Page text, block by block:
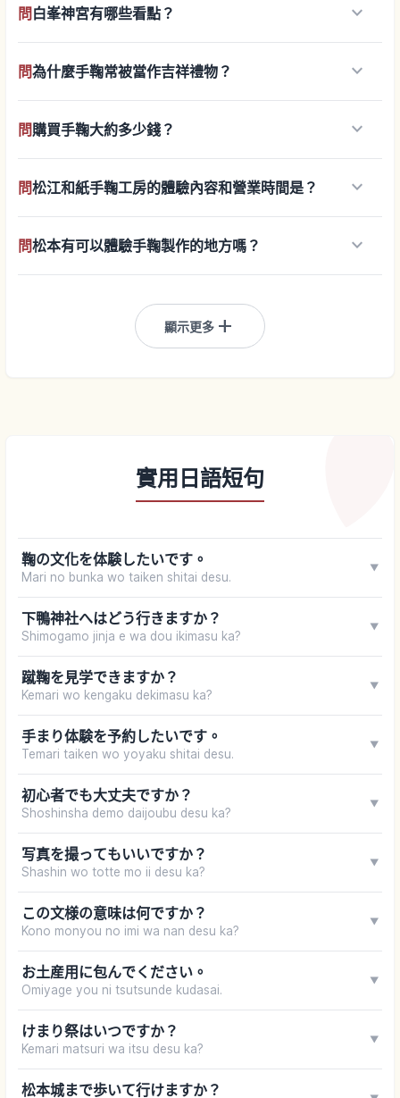
問 白峯神宮有哪些看點？ keyboard_arrow_down
問為什麼手鞠常被當作吉祥禮物？ keyboard_arrow_down
問購買手鞠大約多少錢？ keyboard_arrow_down
問松江和紙手鞠工房的體驗內容和營業時間是？ keyboard_arrow_down
問松本有可以體驗手鞠製作的地方嗎？ keyboard_arrow_down
顯示更多 add
實用日語短句
鞠の文化を体験したいです。
Mari no bunka wo taiken shitai desu.
▼
下鴨神社へはどう行きますか？
Shimogamo jinja e wa dou ikimasu ka?
▼
蹴鞠を見学できますか？
Kemari wo kengaku dekimasu ka?
▼
手まり体験を予約したいです。
Temari taiken wo yoyaku shitai desu.
▼
初心者でも大丈夫ですか？
Shoshinsha demo daijoubu desu ka?
▼
写真を撮ってもいいですか？
Shashin wo totte mo ii desu ka?
▼
この文様の意味は何ですか？
Kono monyou no imi wa nan desu ka?
▼
お土産用に包んでください。
Omiyage you ni tsutsunde kudasai.
▼
けまり祭はいつですか？
Kemari matsuri wa itsu desu ka?
▼
松本城まで歩いて行けますか？